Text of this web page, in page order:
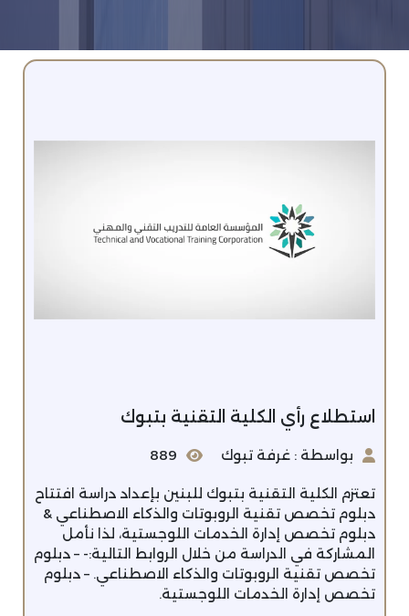
استطلاع رأي الكلية التقنية بتبوك
بواسطة : غرفة تبوك 889
تعتزم الكلية التقنية بتبوك للبنين بإعداد دراسة افتتاح
دبلوم تخصص تقنية الروبوتات والذكاء الاصطناعي &
دبلوم تخصص إدارة الخدمات اللوجستية، لذا نأمل
المشاركة في الدراسة من خلال الروابط التالية:- – دبلوم
تخصص تقنية الروبوتات والذكاء الاصطناعي. – دبلوم
تخصص إدارة الخدمات اللوجستية.